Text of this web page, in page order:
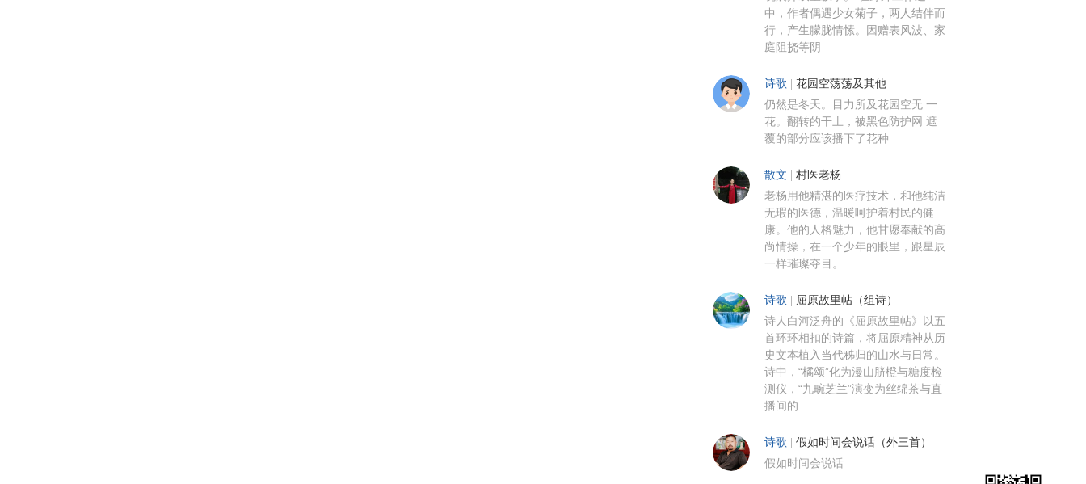
中，作者偶遇少女菊子，两人结伴而
行，产生朦胧情愫。因赠表风波、家
庭阻挠等阴
诗歌 花园空荡荡及其他
仍然是冬天。目力所及花园空无 一
花。翻转的干土，被黑色防护网 遮
覆的部分应该播下了花种
散文 村医老杨
老杨用他精湛的医疗技术，和他纯洁
无瑕的医德，温暖呵护着村民的健
康。他的人格魅力，他甘愿奉献的高
尚情操，在一个少年的眼里，跟星辰
一样璀璨夺目。
诗歌 屈原故里帖（组诗）
诗人白河泛舟的《屈原故里帖》以五
首环环相扣的诗篇，将屈原精神从历
史文本植入当代秭归的山水与日常。
诗中，“橘颂”化为漫山脐橙与糖度检
测仪，“九畹芝兰”演变为丝绵茶与直
播间的
诗歌 假如时间会说话（外三首）
假如时间会说话